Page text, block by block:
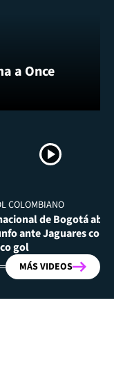
a Once
COLOMBIANO
de Bogotá
ante Jaguares con
gol
MÁS VIDEOS